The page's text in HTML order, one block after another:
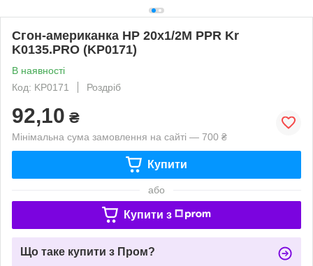
Сгон-американка НР 20x1/2M PPR Kr
K0135.PRO (KP0171)
В наявності
Код: KP0171
Роздріб
92,10 ₴
Мінімальна сума замовлення на сайті — 700 ₴
Купити
або
Купити з
Що таке купити з Пром?